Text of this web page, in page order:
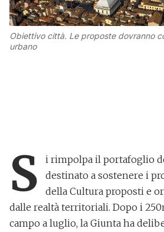
Obiettivo città. Le proposte dovranno
urbano
S
i rimpolpa il portafoglio
destinato a sostenere i
della Cultura proposti e
dalle realtà territoriali. Dopo i
campo a luglio, la Giunta ha